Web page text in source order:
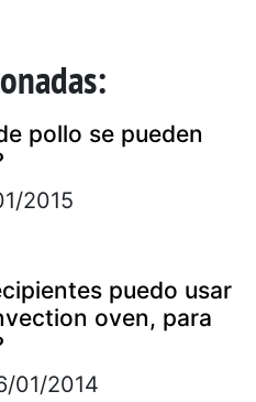
pollo se pueden
2015
puedo usar
oven, para
01/2014